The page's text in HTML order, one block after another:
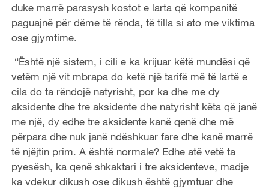
duke marrë parasysh kostot e larta që kompanitë
paguajnë për dëme të rënda, të tilla si ato me viktima
ose gjymtime.
“Është një sistem, i cili e ka krijuar këtë mundësi që
vetëm një vit mbrapa do ketë një tarifë më të lartë e
cila do ta rëndojë natyrisht, por ka dhe me dy
aksidente dhe tre aksidente dhe natyrisht këta që janë
me një, dy edhe tre aksidente kanë qenë dhe më
përpara dhe nuk janë ndëshkuar fare dhe kanë marrë
të njëjtin prim. A është normale? Edhe atë vetë ta
pyesësh, ka qenë shkaktari i tre aksidenteve, madje
ka vdekur dikush ose dikush është gjymtuar dhe